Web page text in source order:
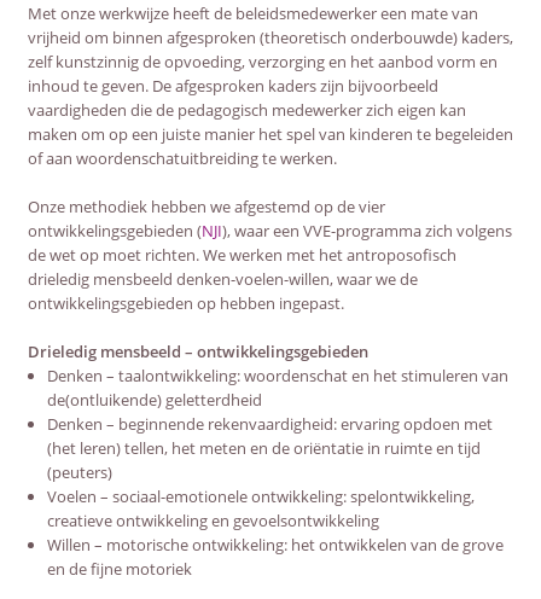
Met onze werkwijze heeft de beleidsmedewerker een mate van
vrijheid om binnen afgesproken (theoretisch onderbouwde) kaders,
zelf kunstzinnig de opvoeding, verzorging en het aanbod vorm en
inhoud te geven. De afgesproken kaders zijn bijvoorbeeld
vaardigheden die de pedagogisch medewerker zich eigen kan
maken om op een juiste manier het spel van kinderen te begeleiden
of aan woordenschatuitbreiding te werken.
Onze methodiek hebben we afgestemd op de vier
ontwikkelingsgebieden (NJI), waar een VVE-programma zich volgens
de wet op moet richten. We werken met het antroposofisch
drieledig mensbeeld denken-voelen-willen, waar we de
ontwikkelingsgebieden op hebben ingepast.
Drieledig mensbeeld – ontwikkelingsgebieden
Denken – taalontwikkeling: woordenschat en het stimuleren van
de(ontluikende) geletterdheid
Denken – beginnende rekenvaardigheid: ervaring opdoen met
(het leren) tellen, het meten en de oriëntatie in ruimte en tijd
(peuters)
Voelen – sociaal-emotionele ontwikkeling: spelontwikkeling,
creatieve ontwikkeling en gevoelsontwikkeling
Willen – motorische ontwikkeling: het ontwikkelen van de grove
en de fijne motoriek